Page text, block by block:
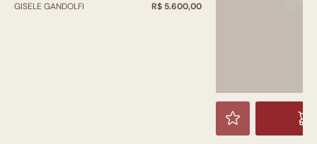
GISELE GANDOLFI
R$ 5.600,00